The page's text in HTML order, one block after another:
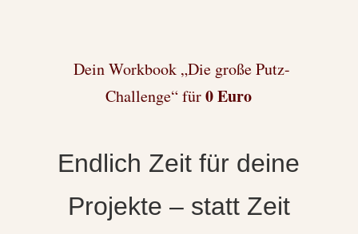
Dein Workbook „Die große Putz-
Challenge“ für0 Euro
Endlich Zeit für deine
Projekte – statt Zeit